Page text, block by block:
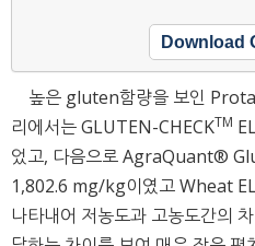
Download
높은 gluten함량을 보인
리에서는 GLUTEN-CHECKTM
었고, 다음으로 AgraQuant®
1,802.6 mg/kg이였고 Wheat
나타내어 저농도과 고농도간의